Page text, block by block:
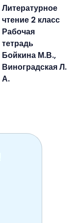
Литературное
чтение 2 класс
Рабочая
тетрадь
Бойкина М.В.,
Виноградская Л.
А.